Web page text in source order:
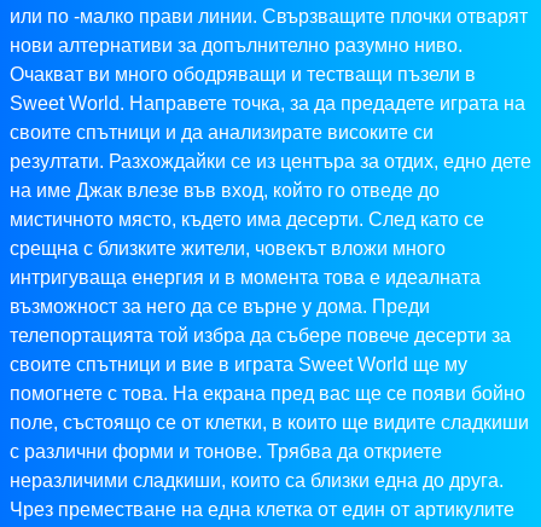
или по -малко прави линии. Свързващите плочки отварят
нови алтернативи за допълнително разумно ниво.
Очакват ви много ободряващи и тестващи пъзели в
Sweet World. Направете точка, за да предадете играта на
своите спътници и да анализирате високите си
резултати. Разхождайки се из центъра за отдих, едно дете
на име Джак влезе във вход, който го отведе до
мистичното място, където има десерти. След като се
срещна с близките жители, човекът вложи много
интригуваща енергия и в момента това е идеалната
възможност за него да се върне у дома. Преди
телепортацията той избра да събере повече десерти за
своите спътници и вие в играта Sweet World ще му
помогнете с това. На екрана пред вас ще се появи бойно
поле, състоящо се от клетки, в които ще видите сладкиши
с различни форми и тонове. Трябва да откриете
неразличими сладкиши, които са близки една до друга.
Чрез преместване на една клетка от един от артикулите